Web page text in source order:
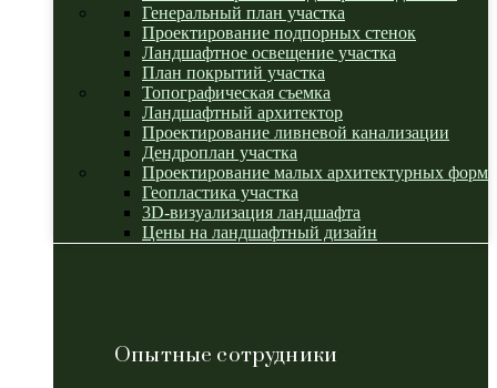
Генеральный план участка
Проектирование подпорных стенок
Ландшафтное освещение участка
План покрытий участка
Топографическая съемка
Ландшафтный архитектор
Проектирование ливневой канализации
Дендроплан участка
Проектирование малых архитектурных форм
Геопластика участка
3D-визуализация ландшафта
Цены на ландшафтный дизайн
Опытные сотрудники